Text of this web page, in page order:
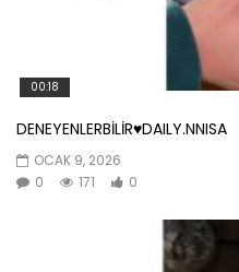
00:18
DENEYENLERBİLİR♥️DAILY.NNISA
OCAK 9, 2026
0
171 0